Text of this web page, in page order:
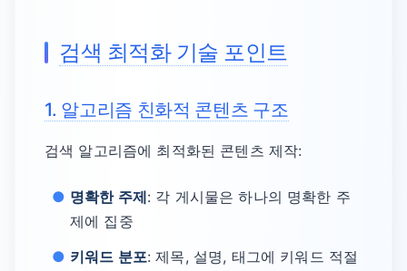
검색 최적화 기술 포인트
1. 알고리즘 친화적 콘텐츠 구조
검색 알고리즘에 최적화된 콘텐츠 제작:
명확한 주제: 각 게시물은 하나의 명확한 주
제에 집중
키워드 분포: 제목, 설명, 태그에 키워드 적절